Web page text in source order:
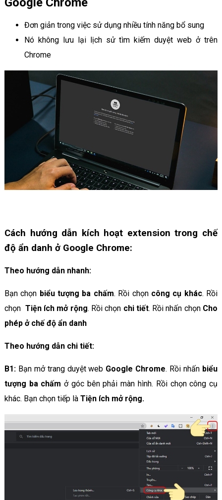
Đơn giản trong việc sử dụng nhiều tính năng bổ sung
Nó không lưu lại lịch sử tìm kiếm duyệt web ở trên
Chrome
Cách hướng dẫn kích hoạt extension trong chế
độ ẩn danh ở Google Chrome:
Theo hướng dẫn nhanh:
Bạn chọn biểu tượng ba chấm. Rồi chọncông cụ khác. Rồi
chọn Tiện ích mở rộng. Rồi chọn chi tiết. Rồi nhấn chọn Cho
phép ở chế độ ẩn danh
Theo hướng dẫn chi tiết:
B1:Bạn mở trang duyệt web Google Chrome. Rồi nhấn biểu
tượng ba chấm ở góc bên phải màn hình. Rồi chọn công cụ
khác. Bạn chọn tiếp là Tiện ích mở rộng.